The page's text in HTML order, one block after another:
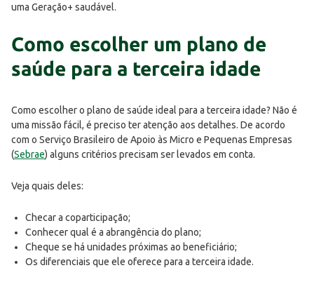
uma Geração+ saudável.
Como escolher um plano de
saúde para a terceira idade
Como escolher o plano de saúde ideal para a terceira idade? Não é
uma missão fácil, é preciso ter atenção aos detalhes. De acordo
com o Serviço Brasileiro de Apoio às Micro e Pequenas Empresas
(Sebrae) alguns critérios precisam ser levados em conta.
Veja quais deles:
Checar a coparticipação;
Conhecer qual é a abrangência do plano;
Cheque se há unidades próximas ao beneficiário;
Os diferenciais que ele oferece para a terceira idade.